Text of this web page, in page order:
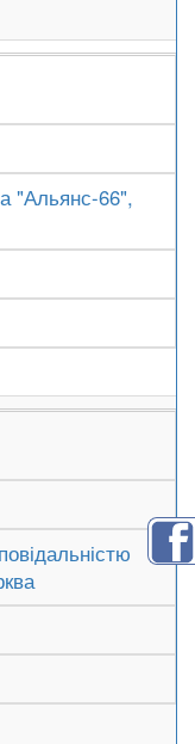
"Альянс-66",